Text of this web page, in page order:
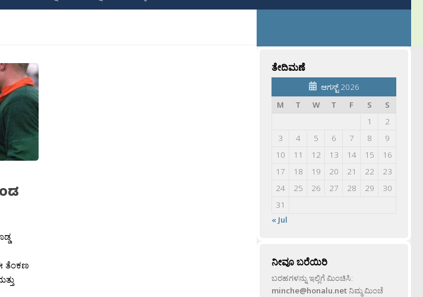
ತೆಂಕಣ
ತೇದಿಮಣೆ
ಆಗಸ್ಟ್ 2026
M
T W T F S
S
1
2
3
4 5 6 7 8
9
10
11 12 13 14 15
16
17
18 19 20 21 22
23
24
25 26 27 28 29
30
31
« Jul
ನೀವೂ ಬರೆಯಿರಿ
ಬರಹಗಳನ್ನು ಇಲ್ಲಿಗೆ ಮಿಂಚಿಸಿ:
minche@honalu.netನಿಮ್ಮ ಮಿಂಚೆ